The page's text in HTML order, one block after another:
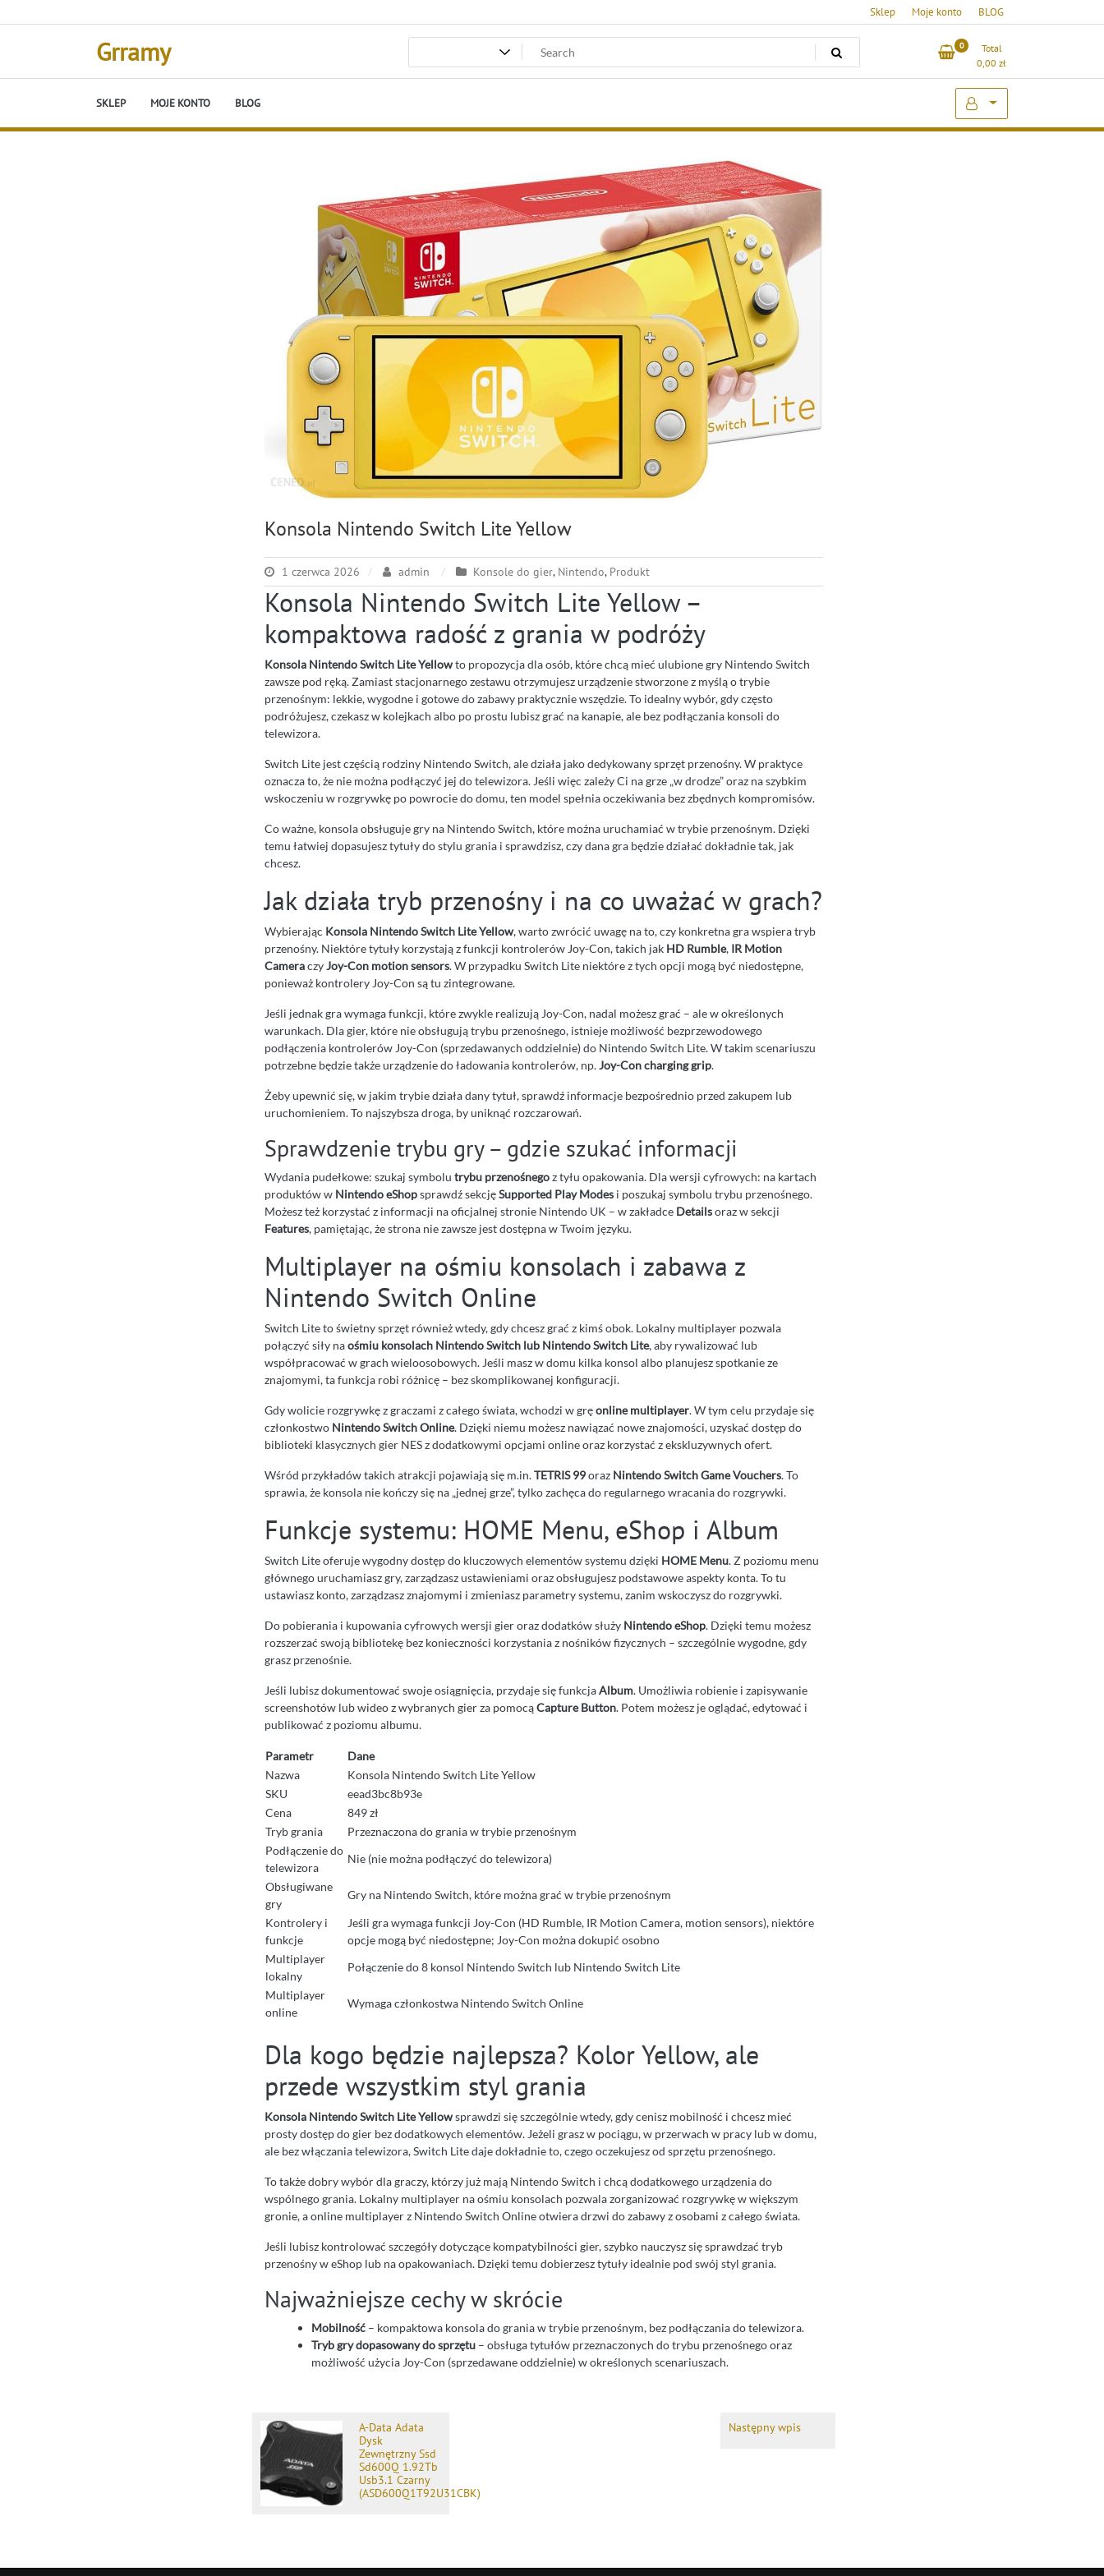
to
Sklep Moje konto BLOG
Grramy 0
Total
0,00 zł
SKLEP MOJE KONTO BLOG
Konsola Nintendo Switch Lite Yellow
1 czerwca 2026 admin Konsole do gier, Nintendo, Produkt
Konsola Nintendo Switch Lite Yellow –
kompaktowa radość z grania w podróży
Konsola Nintendo Switch Lite Yellowto propozycja dla osób, które chcą mieć ulubione gry Nintendo Switch
zawsze pod ręką. Zamiast stacjonarnego zestawu otrzymujesz urządzenie stworzone z myślą o trybie
przenośnym: lekkie, wygodne i gotowe do zabawy praktycznie wszędzie. To idealny wybór, gdy często
podróżujesz, czekasz w kolejkach albo po prostu lubisz grać na kanapie, ale bez podłączania konsoli do
telewizora.
Switch Lite jest częścią rodziny Nintendo Switch, ale działa jako dedykowany sprzęt przenośny. W praktyce
oznacza to, że nie można podłączyć jej do telewizora. Jeśli więc zależy Ci na grze „w drodze” oraz na szybkim
wskoczeniu w rozgrywkę po powrocie do domu, ten model spełnia oczekiwania bez zbędnych kompromisów.
Co ważne, konsola obsługuje gry na Nintendo Switch, które można uruchamiać w trybie przenośnym. Dzięki
temu łatwiej dopasujesz tytuły do stylu grania i sprawdzisz, czy dana gra będzie działać dokładnie tak, jak
chcesz.
Jak działa tryb przenośny i na co uważać w grach?
Wybierając Konsola Nintendo Switch Lite Yellow, warto zwrócić uwagę na to, czy konkretna gra wspiera tryb
przenośny. Niektóre tytuły korzystają z funkcji kontrolerów Joy-Con, takich jak HD Rumble, IR Motion
CameraczyJoy-Con motion sensors. W przypadku Switch Lite niektóre z tych opcji mogą być niedostępne,
ponieważ kontrolery Joy-Con są tu zintegrowane.
Jeśli jednak gra wymaga funkcji, które zwykle realizują Joy-Con, nadal możesz grać – ale w określonych
warunkach. Dla gier, które nie obsługują trybu przenośnego, istnieje możliwość bezprzewodowego
podłączenia kontrolerów Joy-Con (sprzedawanych oddzielnie) do Nintendo Switch Lite. W takim scenariuszu
potrzebne będzie także urządzenie do ładowania kontrolerów, np.Joy-Con charging grip.
Żeby upewnić się, w jakim trybie działa dany tytuł, sprawdź informacje bezpośrednio przed zakupem lub
uruchomieniem. To najszybsza droga, by uniknąć rozczarowań.
Sprawdzenie trybu gry – gdzie szukać informacji
Wydania pudełkowe: szukaj symbolu trybu przenośnegoz tyłu opakowania. Dla wersji cyfrowych: na kartach
produktów w Nintendo eShopsprawdź sekcjęSupported Play Modes i poszukaj symbolu trybu przenośnego.
Możesz też korzystać z informacji na oficjalnej stronie Nintendo UK – w zakładce Detailsoraz w sekcji
Features, pamiętając, że strona nie zawsze jest dostępna w Twoim języku.
Multiplayer na ośmiu konsolach i zabawa z
Nintendo Switch Online
Switch Lite to świetny sprzęt również wtedy, gdy chcesz grać z kimś obok. Lokalny multiplayer pozwala
połączyć siły naośmiu konsolach Nintendo Switch lub Nintendo Switch Lite, aby rywalizować lub
współpracować w grach wieloosobowych. Jeśli masz w domu kilka konsol albo planujesz spotkanie ze
znajomymi, ta funkcja robi różnicę – bez skomplikowanej konfiguracji.
Gdy wolicie rozgrywkę z graczami z całego świata, wchodzi w gręonline multiplayer. W tym celu przydaje się
członkostwo Nintendo Switch Online. Dzięki niemu możesz nawiązać nowe znajomości, uzyskać dostęp do
biblioteki klasycznych gier NES z dodatkowymi opcjami online oraz korzystać z ekskluzywnych ofert.
Wśród przykładów takich atrakcji pojawiają się m.in.TETRIS 99oraz Nintendo Switch Game Vouchers. To
sprawia, że konsola nie kończy się na „jednej grze”, tylko zachęca do regularnego wracania do rozgrywki.
Funkcje systemu: HOME Menu, eShop i Album
Switch Lite oferuje wygodny dostęp do kluczowych elementów systemu dzięki HOME Menu. Z poziomu menu
głównego uruchamiasz gry, zarządzasz ustawieniami oraz obsługujesz podstawowe aspekty konta. To tu
ustawiasz konto, zarządzasz znajomymi i zmieniasz parametry systemu, zanim wskoczysz do rozgrywki.
Do pobierania i kupowania cyfrowych wersji gier oraz dodatków służy Nintendo eShop. Dzięki temu możesz
rozszerzać swoją bibliotekę bez konieczności korzystania z nośników fizycznych – szczególnie wygodne, gdy
grasz przenośnie.
Jeśli lubisz dokumentować swoje osiągnięcia, przydaje się funkcjaAlbum. Umożliwia robienie i zapisywanie
screenshotów lub wideo z wybranych gier za pomocąCapture Button. Potem możesz je oglądać, edytować i
publikować z poziomu albumu.
Parametr
Dane
Nazwa
Konsola Nintendo Switch Lite Yellow
SKU
eead3bc8b93e
Cena
849 zł
Tryb grania
Przeznaczona do grania w trybie przenośnym
Podłączenie do
telewizora
Nie (nie można podłączyć do telewizora)
Obsługiwane
gry
Gry na Nintendo Switch, które można grać w trybie przenośnym
Kontrolery i
funkcje
Jeśli gra wymaga funkcji Joy-Con (HD Rumble, IR Motion Camera, motion sensors), niektóre
opcje mogą być niedostępne; Joy-Con można dokupić osobno
Multiplayer
lokalny
Połączenie do 8 konsol Nintendo Switch lub Nintendo Switch Lite
Multiplayer
online
Wymaga członkostwa Nintendo Switch Online
Dla kogo będzie najlepsza? Kolor Yellow, ale
przede wszystkim styl grania
Konsola Nintendo Switch Lite Yellowsprawdzi się szczególnie wtedy, gdy cenisz mobilność i chcesz mieć
prosty dostęp do gier bez dodatkowych elementów. Jeżeli grasz w pociągu, w przerwach w pracy lub w domu,
ale bez włączania telewizora, Switch Lite daje dokładnie to, czego oczekujesz od sprzętu przenośnego.
To także dobry wybór dla graczy, którzy już mają Nintendo Switch i chcą dodatkowego urządzenia do
wspólnego grania. Lokalny multiplayer na ośmiu konsolach pozwala zorganizować rozgrywkę w większym
gronie, a online multiplayer z Nintendo Switch Online otwiera drzwi do zabawy z osobami z całego świata.
Jeśli lubisz kontrolować szczegóły dotyczące kompatybilności gier, szybko nauczysz się sprawdzać tryb
przenośny w eShop lub na opakowaniach. Dzięki temu dobierzesz tytuły idealnie pod swój styl grania.
Najważniejsze cechy w skrócie
Mobilność – kompaktowa konsola do grania w trybie przenośnym, bez podłączania do telewizora.
Tryb gry dopasowany do sprzętu – obsługa tytułów przeznaczonych do trybu przenośnego oraz
możliwość użycia Joy-Con (sprzedawane oddzielnie) w określonych scenariuszach.
A-Data Adata
Dysk
Zewnętrzny Ssd
Sd600Q 1.92Tb
Usb3.1 Czarny
(ASD600Q1T92U31CBK)
Następny wpis